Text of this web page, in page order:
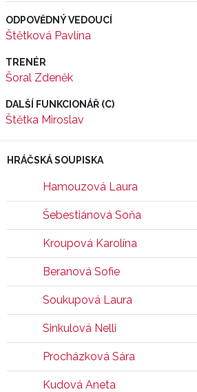
ODPOVĚDNÝ VEDOUCÍ
Štětková Pavlína
TRENÉR
Šoral Zdeněk
DALŠÍ FUNKCIONÁŘ (C)
Štětka Miroslav
HRÁČSKÁ SOUPISKA
Hamouzová Laura
Šebestiánová Soňa
Kroupová Karolína
Beranová Sofie
Soukupová Laura
Sinkulová Nelli
Procházková Sára
Kudová Aneta